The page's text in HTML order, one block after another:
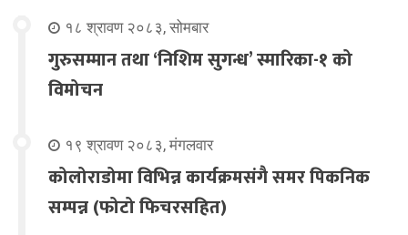
१८ श्रावण २०८३, सोमबार
गुरुसम्मान तथा ‘निशिम सुगन्ध’ स्मारिका-१ को
विमोचन
१९ श्रावण २०८३, मंगलवार
कोलोराडोमा विभिन्न कार्यक्रमसंगै समर पिकनिक
सम्पन्न (फोटो फिचरसहित)